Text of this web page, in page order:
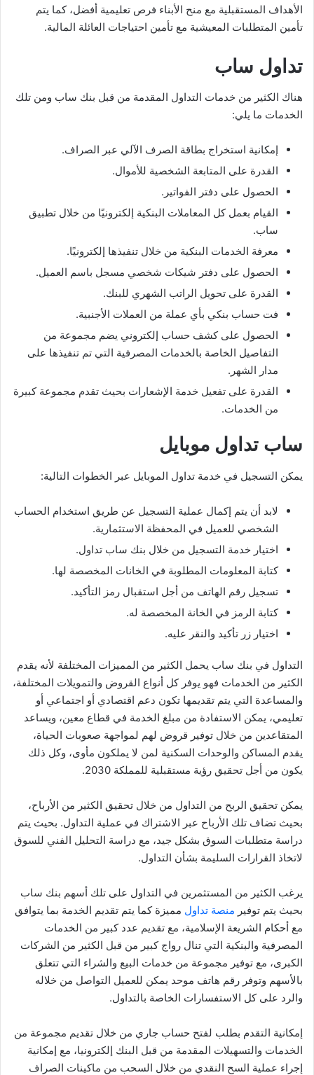
الأهداف المستقبلية مع منح الأبناء فرص تعليمية أفضل، كما يتم
تأمين المتطلبات المعيشية مع تأمين احتياجات العائلة المالية.
تداول ساب
هناك الكثير من خدمات التداول المقدمة من قبل بنك ساب ومن تلك
الخدمات ما يلي:
إمكانية استخراج بطاقة الصرف الآلي عبر الصراف.
القدرة على المتابعة الشخصية للأموال.
الحصول على دفتر الفواتير.
القيام بعمل كل المعاملات البنكية إلكترونيًا من خلال تطبيق
ساب.
معرفة الخدمات البنكية من خلال تنفيذها إلكترونيًا.
الحصول على دفتر شيكات شخصي مسجل باسم العميل.
القدرة على تحويل الراتب الشهري للبنك.
فت حساب بنكي بأي عملة من العملات الأجنبية.
الحصول على كشف حساب إلكتروني يضم مجموعة من
التفاصيل الخاصة بالخدمات المصرفية التي تم تنفيذها على
مدار الشهر.
القدرة على تفعيل خدمة الإشعارات بحيث تقدم مجموعة كبيرة
من الخدمات.
ساب تداول موبايل
يمكن التسجيل في خدمة تداول الموبايل عبر الخطوات التالية:
لابد أن يتم إكمال عملية التسجيل عن طريق استخدام الحساب
الشخصي للعميل في المحفظة الاستثمارية.
اختيار خدمة التسجيل من خلال بنك ساب تداول.
كتابة المعلومات المطلوبة في الخانات المخصصة لها.
تسجيل رقم الهاتف من أجل استقبال رمز التأكيد.
كتابة الرمز في الخانة المخصصة له.
اختيار زر تأكيد والنقر عليه.
التداول في بنك ساب يحمل الكثير من المميزات المختلفة لأنه يقدم
الكثير من الخدمات فهو يوفر كل أنواع القروض والتمويلات المختلفة،
والمساعدة التي يتم تقديمها تكون دعم اقتصادي أو اجتماعي أو
تعليمي، يمكن الاستفادة من مبلغ الخدمة في قطاع معين، ويساعد
المتقاعدين من خلال توفير قروض لهم لمواجهة صعوبات الحياة،
يقدم المساكن والوحدات السكنية لمن لا يملكون مأوى، وكل ذلك
يكون من أجل تحقيق رؤية مستقبلية للمملكة 2030.
يمكن تحقيق الربح من التداول من خلال تحقيق الكثير من الأرباح،
بحيث تضاف تلك الأرباح عبر الاشتراك في عملية التداول. بحيث يتم
دراسة متطلبات السوق بشكل جيد، مع دراسة التحليل الفني للسوق
لاتخاذ القرارات السليمة بشأن التداول.
يرغب الكثير من المستثمرين في التداول على تلك أسهم بنك ساب
بحيث يتم توفير منصة تداول مميزة كما يتم تقديم الخدمة بما يتوافق
مع أحكام الشريعة الإسلامية، مع تقديم عدد كبير من الخدمات
المصرفية والبنكية التي تنال رواج كبير من قبل الكثير من الشركات
الكبرى، مع توفير مجموعة من خدمات البيع والشراء التي تتعلق
بالأسهم وتوفر رقم هاتف موحد يمكن للعميل التواصل من خلاله
والرد على كل الاستفسارات الخاصة بالتداول.
إمكانية التقدم بطلب لفتح حساب جاري من خلال تقديم مجموعة من
الخدمات والتسهيلات المقدمة من قبل البنك إلكترونيا، مع إمكانية
إجراء عملية السح النقدي من خلال السحب من ماكينات الصراف